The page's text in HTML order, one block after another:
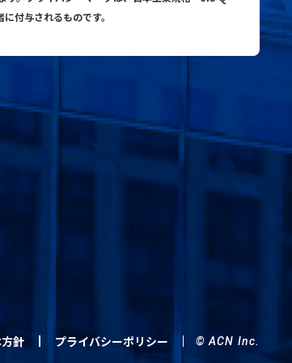
付与されるものです。
針 プライバシーポリシー © ACN Inc.